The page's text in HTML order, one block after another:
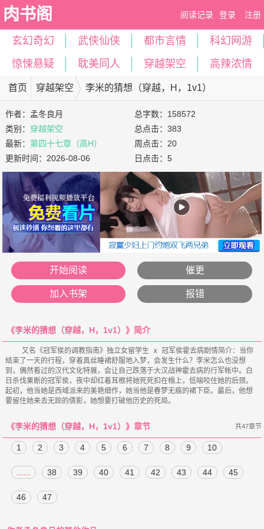
肉书阁 阅读记录 登录 注册
玄幻奇幻 武侠仙侠 都市言情
科幻网游
惊悚悬疑
耽美同人 穿越架空 高辣浓情
首页 穿越架空 李米的猜想（穿越，H，1v1）
作者： 孟冬良月
类别： 穿越架空
最新： 第四十七章（高H）
更新时间： 2026-08-06
总字数：158572
总点击：383
周点击：20
日点击：5
开始阅读 催更
加入书架 报错
《李米的猜想（穿越，H，1v1）》简介
结束了一天的行程，穿着真丝睡裙舒服地入梦，会发生什么？李米怎么也没想
到，偶然看过的汉代文化特展，会让自己跌落于大汉战神霍去病的行军帐中。白
日杀伐果断的冠军侯，夜中却红着耳根将她死死扣在榻上，低喘咬住她的后颈。
起初，他当她是西域派来的美艳细作，她当他是春梦无痕的裙下臣。最后，他想
《李米的猜想（穿越，H，1v1）》章节 共47章节
1 2 3 4 5 6 7 8 9 10
...... 38 39 40 41 42 43 44 45
46 47